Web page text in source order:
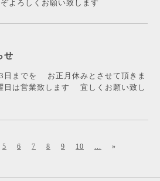
よろしくお願い致します
せ
までを お正月休みとさせて頂きま
は営業致します 宜しくお願い致し
5 6 7 8 9 10 ... »